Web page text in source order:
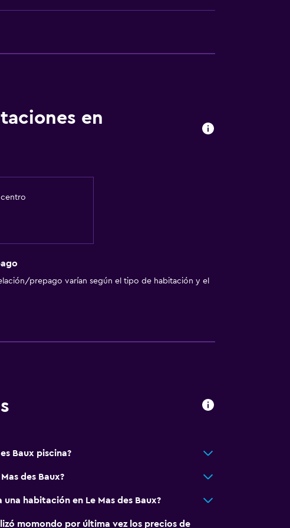
en
centro
prepago varían según el tipo de habitación y el
Baux piscina?
des Baux?
una habitación en Le Mas des Baux?
momondo por última vez los precios de